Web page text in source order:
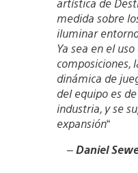
artística de
medida sobre
iluminar
Ya sea en el
composiciones,
dinámica de
del equipo es
industria, y se
expansión“
–Daniel